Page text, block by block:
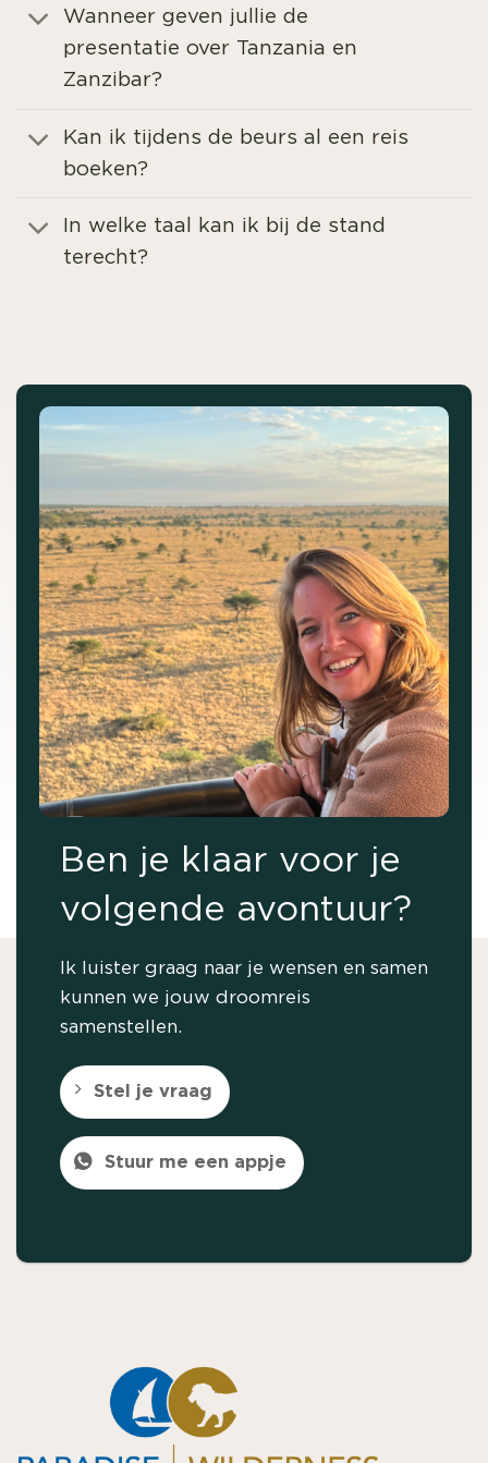
Wanneer geven jullie de
presentatie over Tanzania en
Zanzibar?
Kan ik tijdens de beurs al een reis
boeken?
In welke taal kan ik bij de stand
terecht?
Ben je klaar voor je
volgende avontuur?
Ik luister graag naar je wensen en samen
kunnen we jouw droomreis
samenstellen.
Stel je vraag
Stuur me een appje